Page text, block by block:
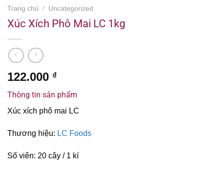
Trang chủ / Uncategorized
Xúc Xích Phô Mai LC 1kg
122.000 ₫
Thông tin sản phẩm
Xúc xích phô mai LC
Thương hiệu: LC Foods
Số viên: 20 cây / 1 kí